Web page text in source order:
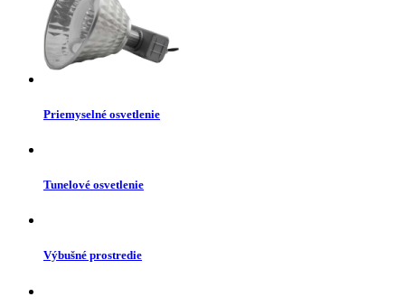
Priemyselné osvetlenie
Tunelové osvetlenie
Výbušné prostredie